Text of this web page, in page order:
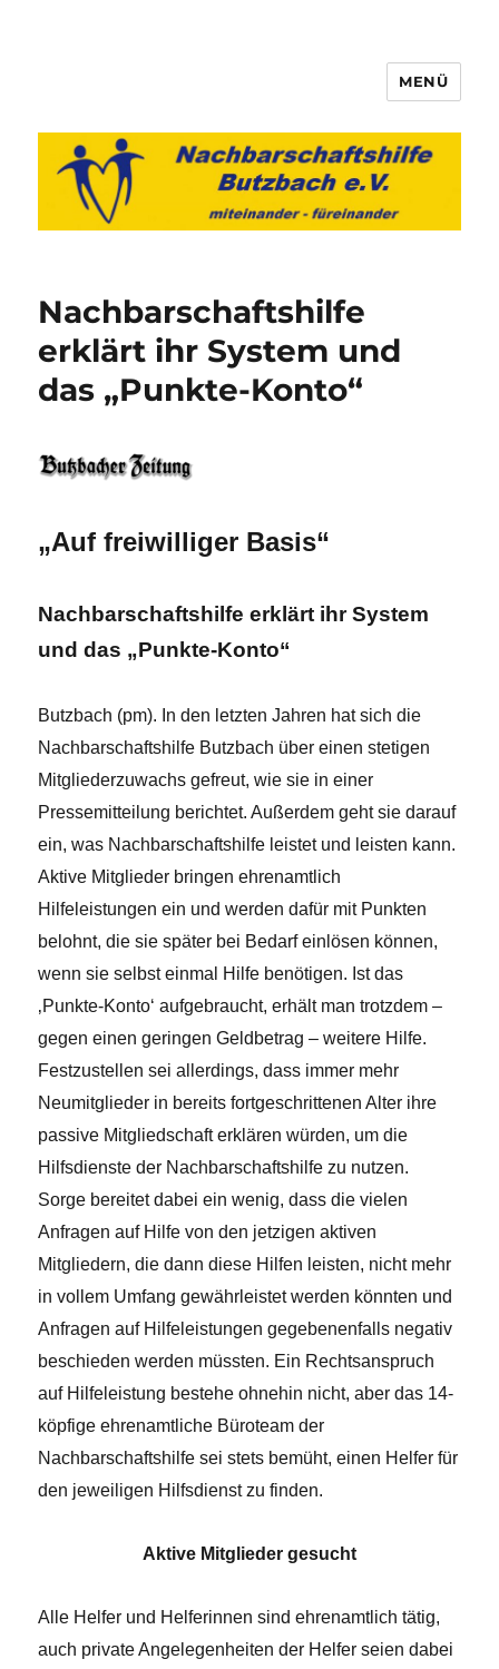
Nachbarschaftshilfe Butzbach
e.V.
MENÜ
Nachbarschaftshilfe
erklärt ihr System und
das „Punkte-Konto“
„Auf freiwilliger Basis“
Nachbarschaftshilfe erklärt ihr System
und das „Punkte-Konto“
Butzbach (pm). In den letzten Jahren hat sich die
Nachbarschaftshilfe Butzbach über einen stetigen
Mitgliederzuwachs gefreut, wie sie in einer
Pressemitteilung berichtet. Außerdem geht sie darauf
ein, was Nachbarschaftshilfe leistet und leisten kann.
Aktive Mitglieder bringen ehrenamtlich
Hilfeleistungen ein und werden dafür mit Punkten
belohnt, die sie später bei Bedarf einlösen können,
wenn sie selbst einmal Hilfe benötigen. Ist das
‚Punkte-Konto‘ aufgebraucht, erhält man trotzdem –
gegen einen geringen Geldbetrag – weitere Hilfe.
Festzustellen sei allerdings, dass immer mehr
Neumitglieder in bereits fortgeschrittenen Alter ihre
passive Mitgliedschaft erklären würden, um die
Hilfsdienste der Nachbarschaftshilfe zu nutzen.
Sorge bereitet dabei ein wenig, dass die vielen
Anfragen auf Hilfe von den jetzigen aktiven
Mitgliedern, die dann diese Hilfen leisten, nicht mehr
in vollem Umfang gewährleistet werden könnten und
Anfragen auf Hilfeleistungen gegebenenfalls negativ
beschieden werden müssten. Ein Rechtsanspruch
auf Hilfeleistung bestehe ohnehin nicht, aber das 14-
köpfige ehrenamtliche Büroteam der
Nachbarschaftshilfe sei stets bemüht, einen Helfer für
den jeweiligen Hilfsdienst zu finden.
Aktive Mitglieder gesucht
Alle Helfer und Helferinnen sind ehrenamtlich tätig,
auch private Angelegenheiten der Helfer seien dabei